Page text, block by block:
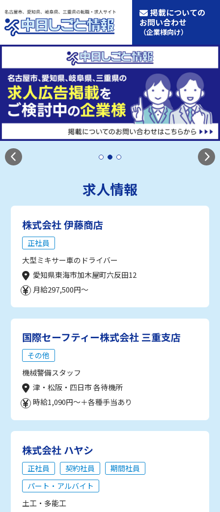
掲載についての
お問い合わせ
（企業様向け）
求人情報
株式会社 伊藤商店
正社員
大型ミキサー車のドライバー
愛知県東海市加木屋町六反田12
月給297,500円～
国際セーフティー株式会社 三重支店
その他
機械警備スタッフ
津・松阪・四日市 各待機所
時給1,090円～＋各種手当あり
株式会社 ハヤシ
正社員 契約社員
期間社員
パート・アルバイト
土工・多能工